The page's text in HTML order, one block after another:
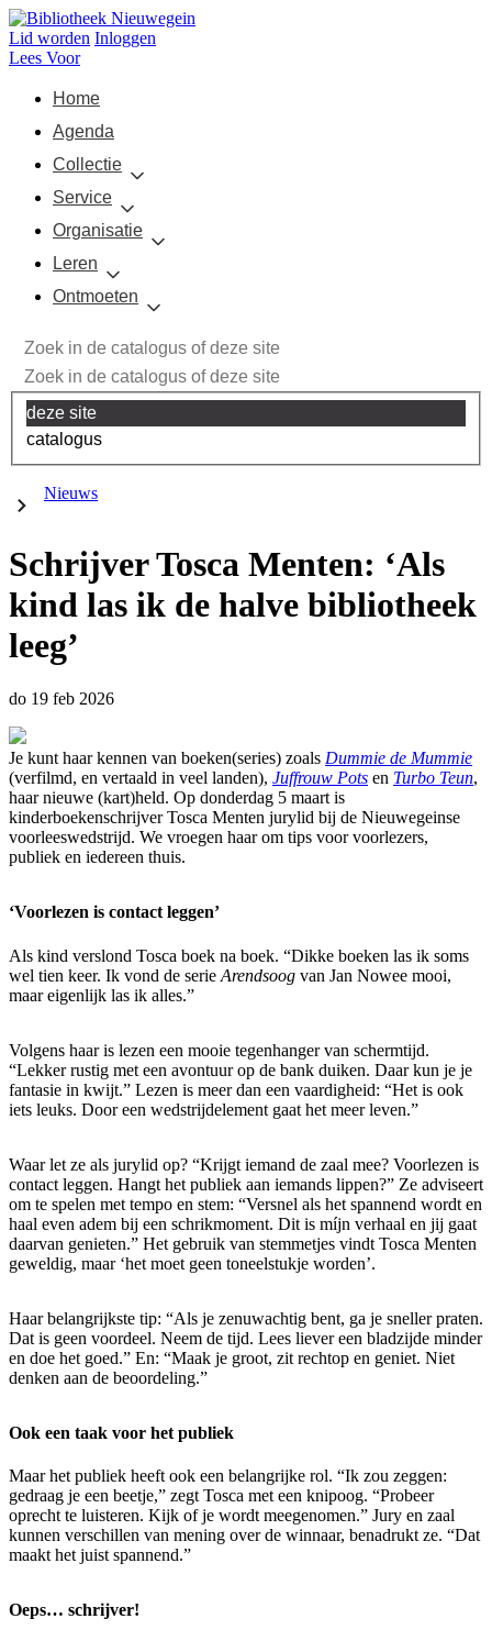
Lid worden Inloggen
Lees Voor
Home
Agenda
Collectie
Service
Organisatie
Leren
Ontmoeten
deze site
catalogus
Nieuws
Schrijver Tosca Menten: ‘Als
kind las ik de halve bibliotheek
leeg’
do 19 feb 2026
Je kunt haar kennen van boeken(series) zoals Dummie de Mummie
(verfilmd, en vertaald in veel landen), Juffrouw Pots en Turbo Teun,
haar nieuwe (kart)held. Op donderdag 5 maart is
kinderboekenschrijver Tosca Menten jurylid bij de Nieuwegeinse
voorleeswedstrijd. We vroegen haar om tips voor voorlezers,
publiek en iedereen thuis.
‘Voorlezen is contact leggen’
Als kind verslond Tosca boek na boek. “Dikke boeken las ik soms
wel tien keer. Ik vond de serie Arendsoog van Jan Nowee mooi,
maar eigenlijk las ik alles.”
Volgens haar is lezen een mooie tegenhanger van schermtijd.
“Lekker rustig met een avontuur op de bank duiken. Daar kun je je
fantasie in kwijt.” Lezen is meer dan een vaardigheid: “Het is ook
iets leuks. Door een wedstrijdelement gaat het meer leven.”
Waar let ze als jurylid op? “Krijgt iemand de zaal mee? Voorlezen is
contact leggen. Hangt het publiek aan iemands lippen?” Ze adviseert
om te spelen met tempo en stem: “Versnel als het spannend wordt en
haal even adem bij een schrikmoment. Dit is míjn verhaal en jij gaat
daarvan genieten.” Het gebruik van stemmetjes vindt Tosca Menten
geweldig, maar ‘het moet geen toneelstukje worden’.
Haar belangrijkste tip: “Als je zenuwachtig bent, ga je sneller praten.
Dat is geen voordeel. Neem de tijd. Lees liever een bladzijde minder
en doe het goed.” En: “Maak je groot, zit rechtop en geniet. Niet
denken aan de beoordeling.”
Ook een taak voor het publiek
Maar het publiek heeft ook een belangrijke rol. “Ik zou zeggen:
gedraag je een beetje,” zegt Tosca met een knipoog. “Probeer
oprecht te luisteren. Kijk of je wordt meegenomen.” Jury en zaal
kunnen verschillen van mening over de winnaar, benadrukt ze. “Dat
maakt het juist spannend.”
Oeps… schrijver!